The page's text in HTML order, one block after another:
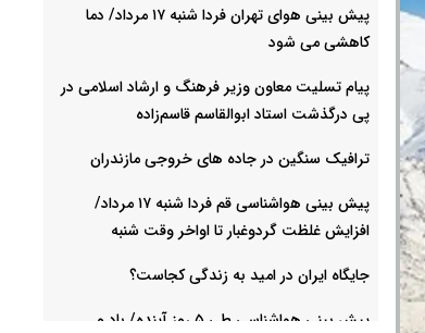
پیش بینی هوای تهران فردا شنبه ۱۷ مرداد/ دما
کاهشی می شود
پیام تسلیت معاون وزیر فرهنگ و ارشاد اسلامی در
پی درگذشت استاد ابوالقاسم قاسم‌زاده
ترافیک سنگین در جاده های خروجی مازندران
پیش بینی هواشناسی قم فردا شنبه ۱۷ مرداد/
افزایش غلظت گردوغبار تا اواخر وقت شنبه
جایگاه ایران در امید به زندگی کجاست؟
پیش بینی هواشناسی طی ۵ روز آینده/ باد و